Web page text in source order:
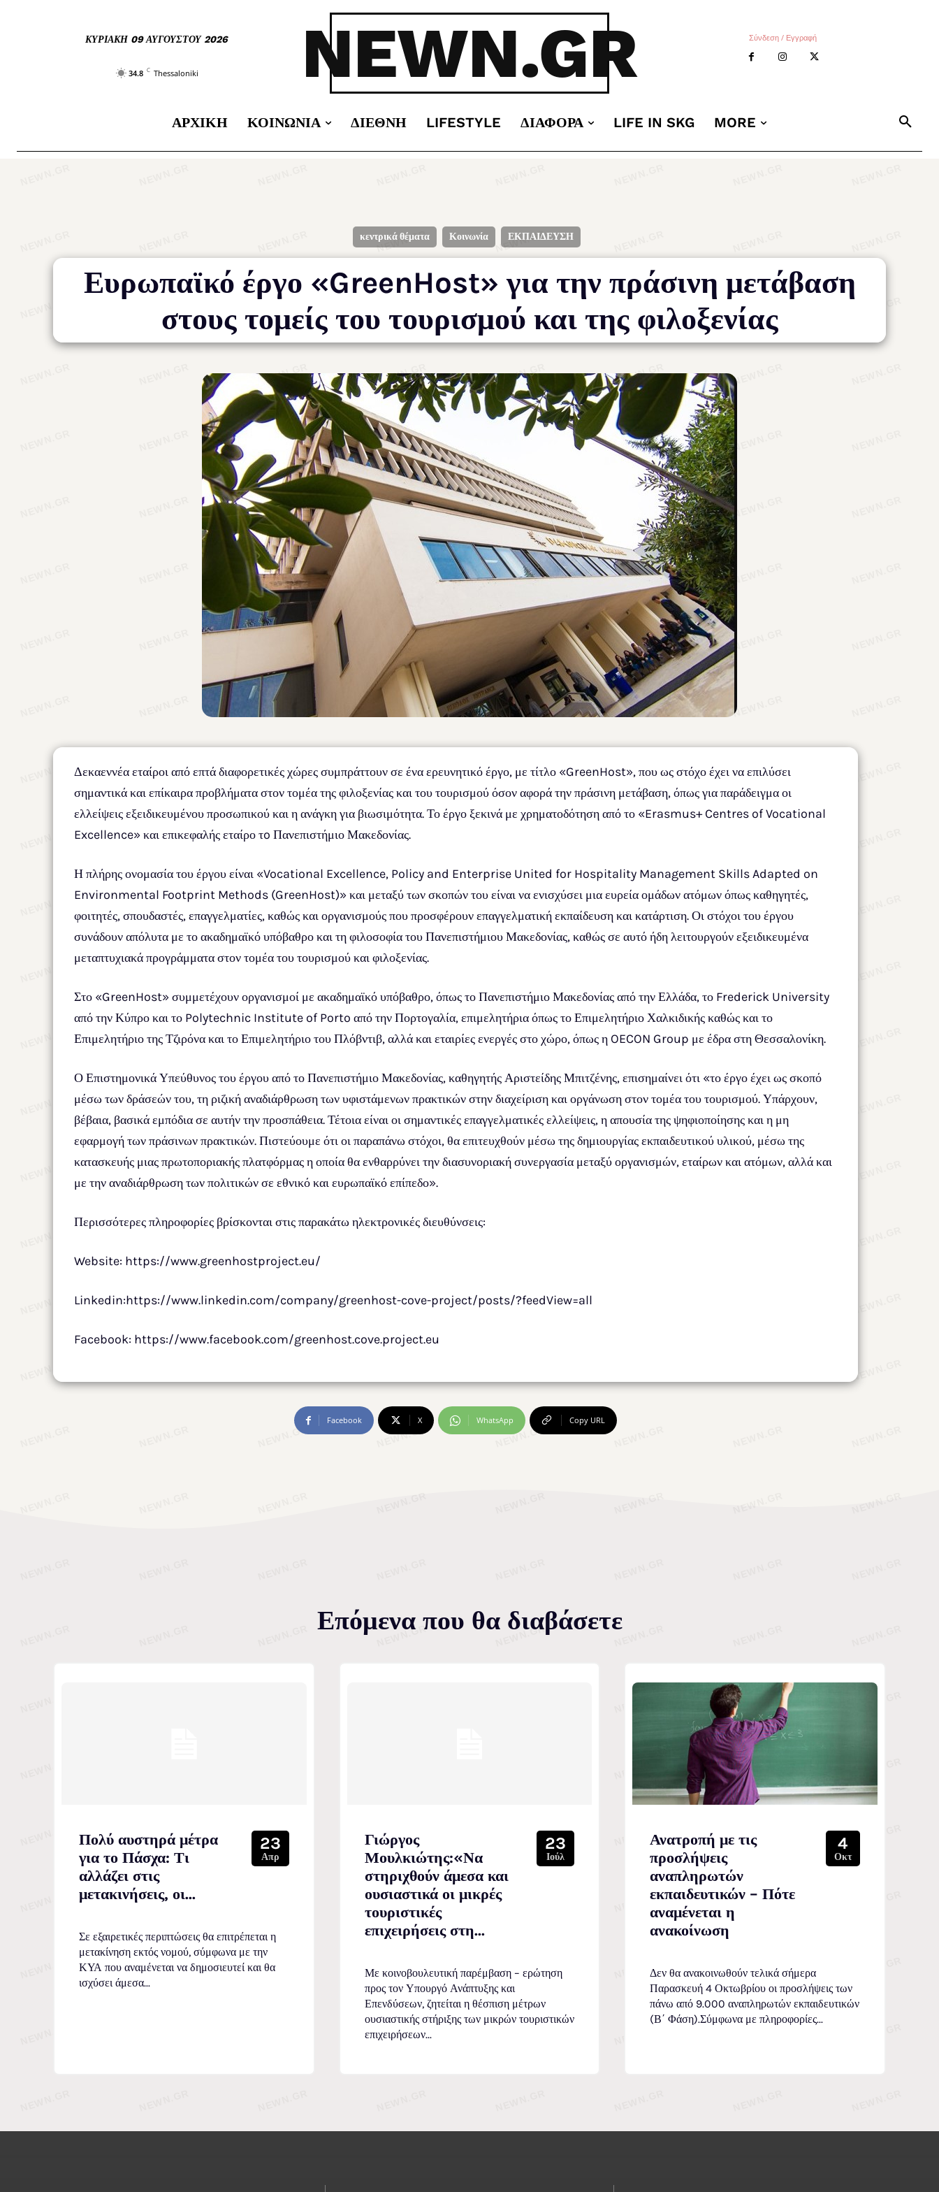
ΚΥΡΙΑΚΉ 09 ΑΥΓΟΎΣΤΟΥ 2026
34.8 C Thessaloniki NEWN.GR Σύνδεση / Εγγραφή
ΑΡΧΙΚΉ ΚΟΙΝΩΝΊΑ ΔΙΕΘΝΉ LIFESTYLE ΔΙΆΦΟΡΑ LIFE IN SKG MORE
κεντρικά θέματα Κοινωνία ΕΚΠΑΙΔΕΥΣΗ
Ευρωπαϊκό έργο «GreenHost» για την πράσινη μετάβαση
στους τομείς του τουρισμού και της φιλοξενίας
Δεκαεννέα εταίροι από επτά διαφορετικές χώρες συμπράττουν σε ένα ερευνητικό έργο, με τίτλο «GreenHost», που ως στόχο έχει να επιλύσει
σημαντικά και επίκαιρα προβλήματα στον τομέα της φιλοξενίας και του τουρισμού όσον αφορά την πράσινη μετάβαση, όπως για παράδειγμα οι
ελλείψεις εξειδικευμένου προσωπικού και η ανάγκη για βιωσιμότητα. Το έργο ξεκινά με χρηματοδότηση από το «Erasmus+ Centres of Vocational
Excellence» και επικεφαλής εταίρο τo Πανεπιστήμιο Μακεδονίας.
Η πλήρης ονομασία του έργου είναι «Vocational Excellence, Policy and Enterprise United for Hospitality Management Skills Adapted on
Environmental Footprint Methods (GreenHost)» και μεταξύ των σκοπών του είναι να ενισχύσει μια ευρεία ομάδων ατόμων όπως καθηγητές,
φοιτητές, σπουδαστές, επαγγελματίες, καθώς και οργανισμούς που προσφέρουν επαγγελματική εκπαίδευση και κατάρτιση. Οι στόχοι του έργου
συνάδουν απόλυτα με το ακαδημαϊκό υπόβαθρο και τη φιλοσοφία του Πανεπιστήμιου Μακεδονίας, καθώς σε αυτό ήδη λειτουργούν εξειδικευμένα
μεταπτυχιακά προγράμματα στον τομέα του τουρισμού και φιλοξενίας.
Στο «GreenHost» συμμετέχουν οργανισμοί με ακαδημαϊκό υπόβαθρο, όπως το Πανεπιστήμιο Μακεδονίας από την Ελλάδα, το Frederick University
από την Κύπρο και το Polytechnic Institute of Porto από την Πορτογαλία, επιμελητήρια όπως το Επιμελητήριο Χαλκιδικής καθώς και το
Επιμελητήριο της Τζιρόνα και το Επιμελητήριο του Πλόβντιβ, αλλά και εταιρίες ενεργές στο χώρο, όπως η OECON Group με έδρα στη Θεσσαλονίκη.
Ο Επιστημονικά Υπεύθυνος του έργου από το Πανεπιστήμιο Μακεδονίας, καθηγητής Αριστείδης Μπιτζένης, επισημαίνει ότι «το έργο έχει ως σκοπό
μέσω των δράσεών του, τη ριζική αναδιάρθρωση των υφιστάμενων πρακτικών στην διαχείριση και οργάνωση στον τομέα του τουρισμού. Υπάρχουν,
βέβαια, βασικά εμπόδια σε αυτήν την προσπάθεια. Τέτοια είναι οι σημαντικές επαγγελματικές ελλείψεις, η απουσία της ψηφιοποίησης και η μη
εφαρμογή των πράσινων πρακτικών. Πιστεύουμε ότι οι παραπάνω στόχοι, θα επιτευχθούν μέσω της δημιουργίας εκπαιδευτικού υλικού, μέσω της
κατασκευής μιας πρωτοποριακής πλατφόρμας η οποία θα ενθαρρύνει την διασυνοριακή συνεργασία μεταξύ οργανισμών, εταίρων και ατόμων, αλλά και
με την αναδιάρθρωση των πολιτικών σε εθνικό και ευρωπαϊκό επίπεδο».
Περισσότερες πληροφορίες βρίσκονται στις παρακάτω ηλεκτρονικές διευθύνσεις:
Website: https://www.greenhostproject.eu/
Linkedin:https://www.linkedin.com/company/greenhost-cove-project/posts/?feedView=all
Facebook: https://www.facebook.com/greenhost.cove.project.eu
Facebook X WhatsApp Copy URL
Επόμενα που θα διαβάσετε
Πολύ αυστηρά μέτρα
για το Πάσχα: Τι
αλλάζει στις
μετακινήσεις, οι...
23
Απρ
Σε εξαιρετικές περιπτώσεις θα επιτρέπεται η
μετακίνηση εκτός νομού, σύμφωνα με την
ΚΥΑ που αναμένεται να δημοσιευτεί και θα
ισχύσει άμεσα...
Γιώργος
Μουλκιώτης:«Να
στηριχθούν άμεσα και
ουσιαστικά οι μικρές
τουριστικές
επιχειρήσεις στη...
23
Ιούλ
Με κοινοβουλευτική παρέμβαση – ερώτηση
προς τον Υπουργό Ανάπτυξης και
Επενδύσεων, ζητείται η θέσπιση μέτρων
ουσιαστικής στήριξης των μικρών τουριστικών
επιχειρήσεων...
Ανατροπή με τις
προσλήψεις
αναπληρωτών
εκπαιδευτικών – Πότε
αναμένεται η
ανακοίνωση
4
Οκτ
Δεν θα ανακοινωθούν τελικά σήμερα
Παρασκευή 4 Οκτωβρίου οι προσλήψεις των
πάνω από 9.000 αναπληρωτών εκπαιδευτικών
(Β΄ Φάση).Σύμφωνα με πληροφορίες...